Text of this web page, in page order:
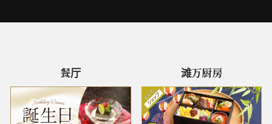
餐厅 滩万厨房